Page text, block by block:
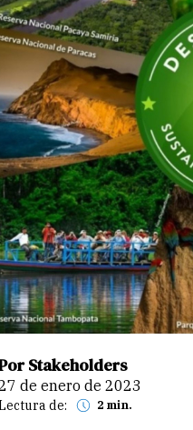
Stakeholders
27 de enero de 2023
de: 2 min.